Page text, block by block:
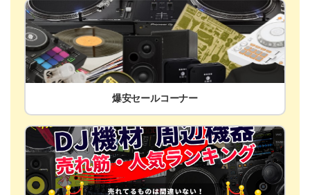
爆安セールコーナー